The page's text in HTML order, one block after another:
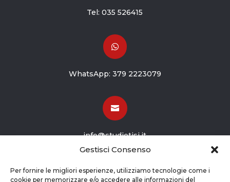
Gestisci Consenso
Per fornire le migliori esperienze, utilizziamo tecnologie come i
cookie per memorizzare e/o accedere alle informazioni del
Tel:035 526415

WhatsApp: 379 2223079

info@studiotisi.it
